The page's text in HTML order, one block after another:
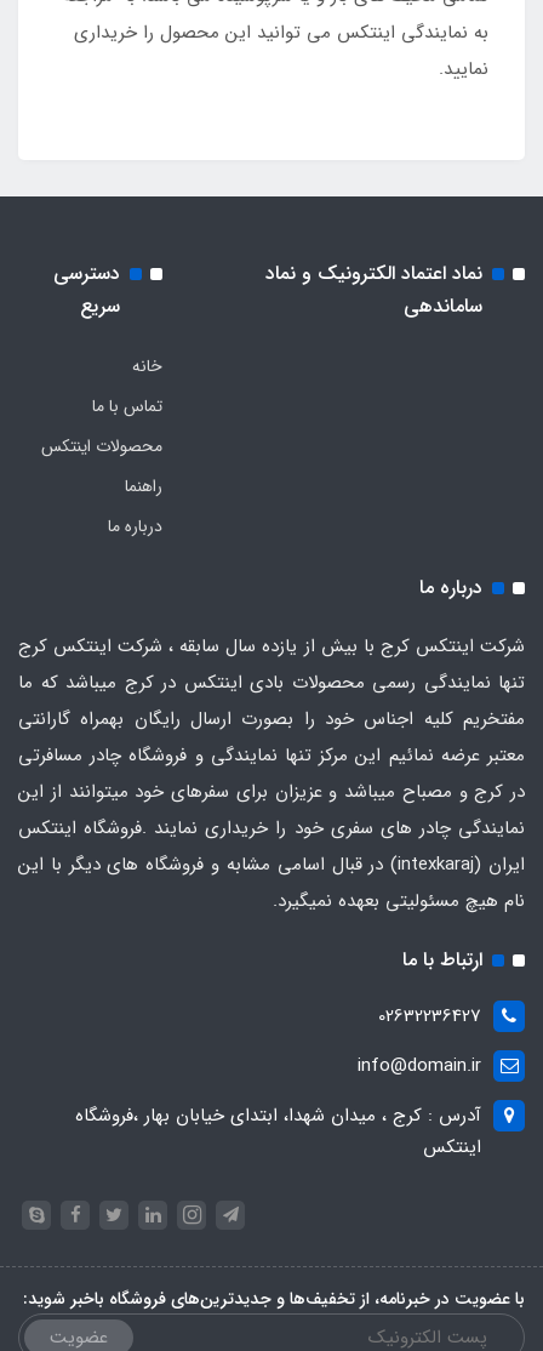
به نمایندگی اینتکس می توانید این محصول را خریداری
نمایید.
نماد اعتماد الکترونیک و نماد
ساماندهی
دسترسی
سریع
خانه
تماس با ما
محصولات اینتکس
راهنما
درباره ما
درباره ما
شرکت اینتکس کرج با بیش از یازده سال سابقه ، شرکت اینتکس کرج
تنها نمایندگی رسمی محصولات بادی اینتکس در کرج میباشد که ما
مفتخریم کلیه اجناس خود را بصورت ارسال رایگان بهمراه گارانتی
معتبر عرضه نمائیم این مرکز تنها نمایندگی و فروشگاه چادر مسافرتی
در کرج و مصباح میباشد و عزیزان برای سفرهای خود میتوانند از این
نمایندگی چادر های سفری خود را خریداری نمایند .فروشگاه اینتکس
ایران
(intexkaraj) در قبال اسامی مشابه و فروشگاه های دیگر با این
نام هیچ مسئولیتی بعهده نمیگیرد.
ارتباط با ما
02632236427
info@domain.ir
آدرس : کرج ، میدان شهدا، ابتدای خیابان بهار ،فروشگاه
اینتکس
با عضویت در خبرنامه، از تخفیف‌ها و جدیدترین‌های فروشگاه باخبر شوید:
عضویت